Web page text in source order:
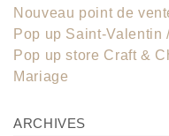
Nouveau point de
Pop up Saint-Valentin
Pop up store Craft &
Mariage
ARCHIVES